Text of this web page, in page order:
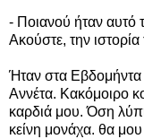
- Ποιανού ήταν
Ακούστε, την ιστορία
Ήταν στα Εβδομήντα
Αννέτα. Κακόμοιρο
καρδιά μου. Όση
κείνη μονάχα. θα μου